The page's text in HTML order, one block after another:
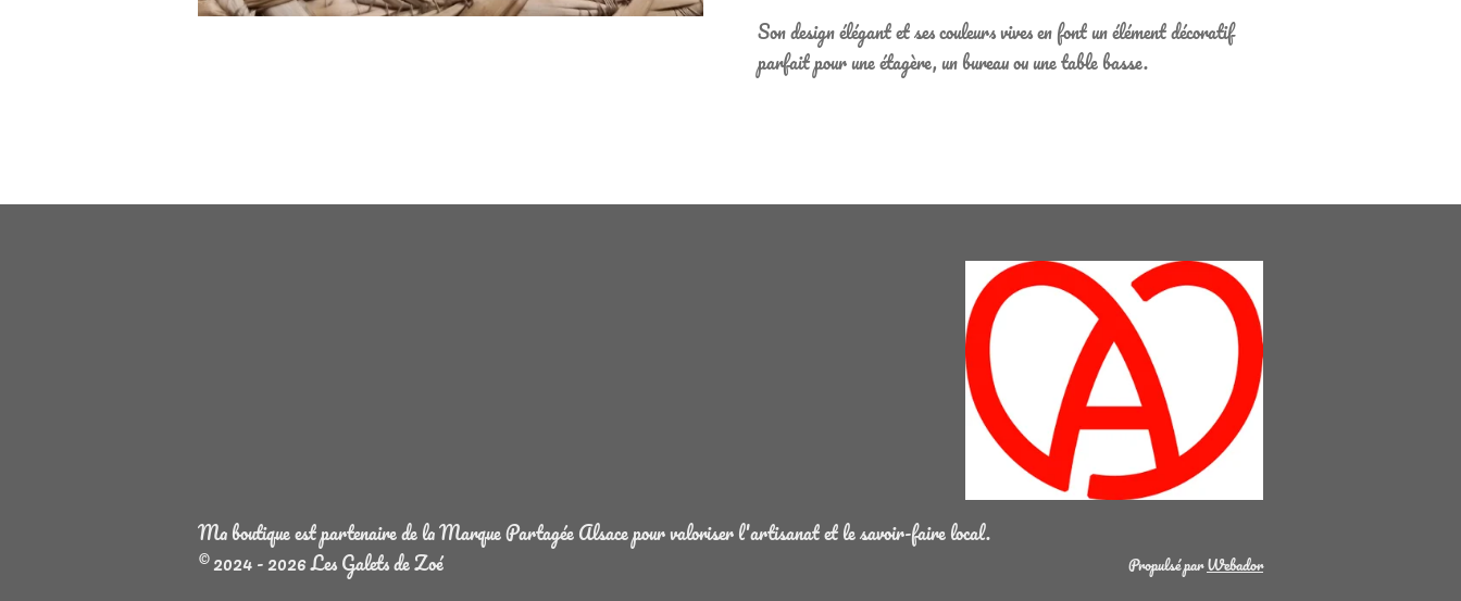
Son design élégant et ses couleurs vives en font un élément décoratif
parfait pour une étagère, un bureau ou une table basse.
Ma boutique est partenaire de la Marque Partagée Alsace pour valoriser l'artisanat et le savoir-faire local.
© 2024 - 2026 Les Galets de Zoé
Propulsé parWebador